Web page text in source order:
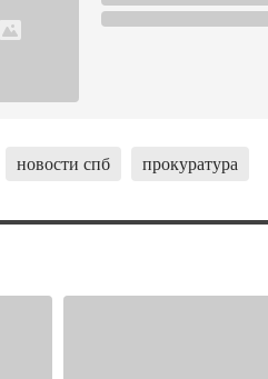
новости спб прокуратура